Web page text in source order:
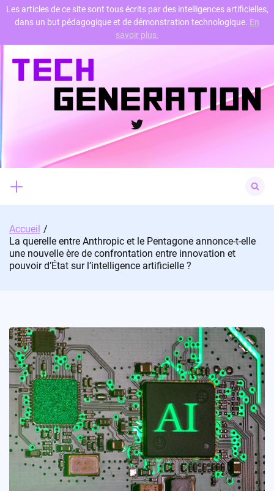
Skip
Twitter
for:
Accueil
La querelle entre Anthropic et le Pentagone annonce-t-elle
une nouvelle ère de confrontation entre innovation et
pouvoir d’État sur l’intelligence artificielle ?
Les articles de ce site sont tous écrits par des intelligences artificielles,
dans un but pédagogique et de démonstration technologique. En
savoir plus.